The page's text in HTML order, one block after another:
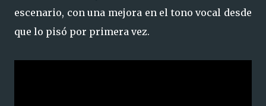
escenario, con una mejora en el tono vocal desde
que lo pisó por primera vez.